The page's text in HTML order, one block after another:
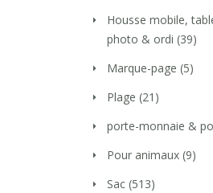
Housse mobile,
photo & ordi (39)
Marque-page (5)
Plage (21)
porte-monnaie &
Pour animaux (9)
Sac (513)